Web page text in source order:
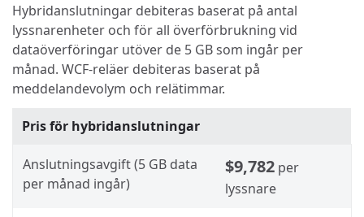
Hybridanslutningar debiteras baserat på antal
lyssnarenheter och för all överförbrukning vid
dataöverföringar utöver de 5 GB som ingår per
månad. WCF-reläer debiteras baserat på
meddelandevolym och relätimmar.
Pris för hybridanslutningar
Anslutningsavgift (5 GB data
per månad ingår)
$9,782 per
lyssnare